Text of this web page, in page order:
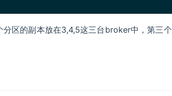
区的副本放在3,4,5这三台broker中，第三个